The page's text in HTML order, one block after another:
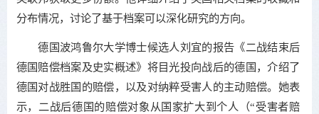
分布情况，讨论了基于档案可以深化研究的方向。
德国波鸿鲁尔大学博士候选人刘宜的报告《二战结束后
德国赔偿档案及史实概述》将目光投向战后的德国，介绍了
德国对战胜国的赔偿，以及对纳粹受害人的主动赔偿。她表
示，二战后德国的赔偿对象从国家扩大到个人（“受害者赔